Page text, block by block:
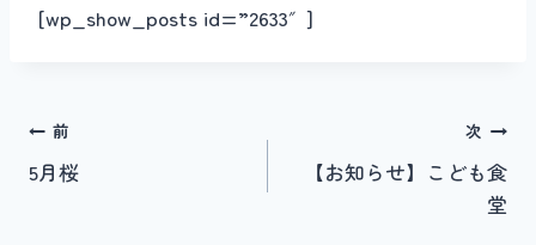
[wp_show_posts id=”2633″]
投
稿
前
5月桜
次
【お知らせ】こども食
堂